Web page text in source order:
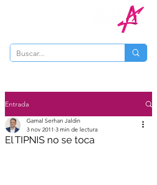
Entrada
El TIPNIS no se toca
Gamal Serhan Jaldin
3 nov 2011 3 min de lectura